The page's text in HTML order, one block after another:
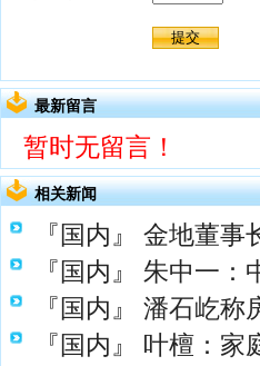
最新留言
暂时无留言！
相关新闻
『国内』
金地董事
『国内』
朱中一：
『国内』
潘石屹称
『国内』
叶檀：家